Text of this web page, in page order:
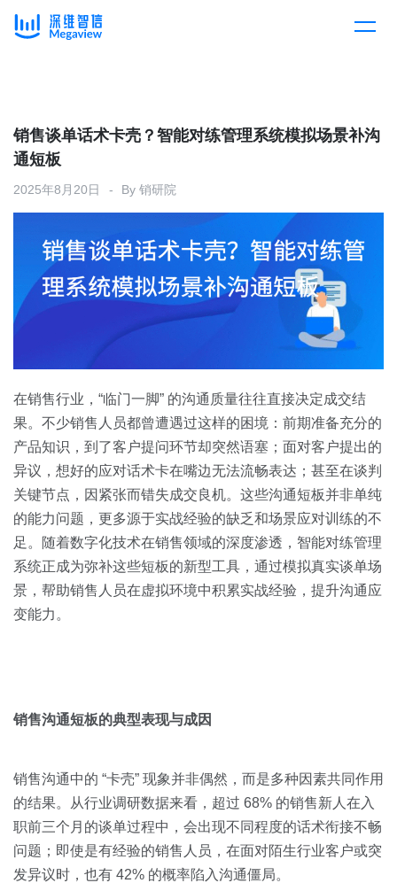
产品总览
产品集成
下载客户端
解决方案
按行业
消费医疗
汽车
房地产
金融
按角色
销售人员
销售管理
客户案例
开放平台
定价
资源中心
全部
白皮书
销售会话智能
关于我们
预约演示
销售谈单话术卡壳？智能对练管理系统模拟场景补沟
通短板
2025年8月20日 By 销研院
在销售行业，“临门一脚” 的沟通质量往往直接决定成交结
果。不少销售人员都曾遭遇过这样的困境：前期准备充分的
产品知识，到了客户提问环节却突然语塞；面对客户提出的
异议，想好的应对话术卡在嘴边无法流畅表达；甚至在谈判
关键节点，因紧张而错失成交良机。这些沟通短板并非单纯
的能力问题，更多源于实战经验的缺乏和场景应对训练的不
足。随着数字化技术在销售领域的深度渗透，智能对练管理
系统正成为弥补这些短板的新型工具，通过模拟真实谈单场
景，帮助销售人员在虚拟环境中积累实战经验，提升沟通应
变能力。
销售沟通短板的典型表现与成因
销售沟通中的 “卡壳” 现象并非偶然，而是多种因素共同作用
的结果。从行业调研数据来看，超过 68% 的销售新人在入
职前三个月的谈单过程中，会出现不同程度的话术衔接不畅
问题；即使是有经验的销售人员，在面对陌生行业客户或突
发异议时，也有 42% 的概率陷入沟通僵局。